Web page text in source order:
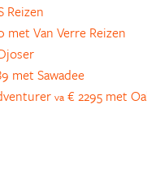
Reizen
met Van Verre Reizen
met Sawadee
va € 2295 met